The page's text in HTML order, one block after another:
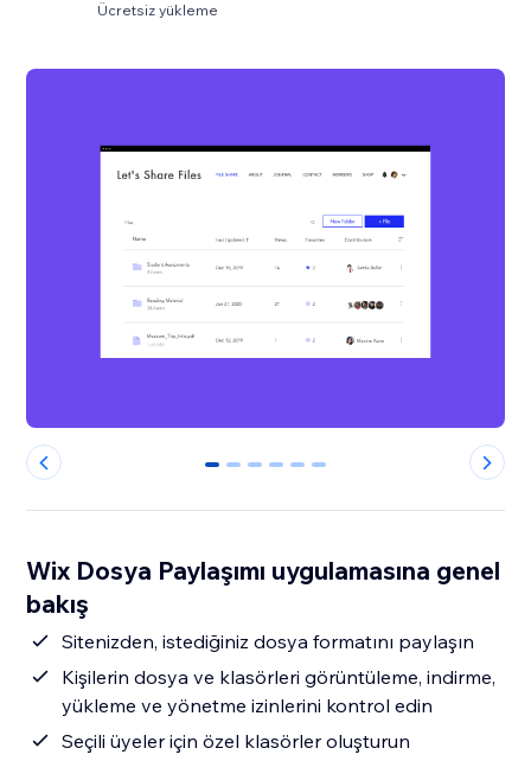
Ücretsiz yükleme
0 1 2 3 4 5
Wix Dosya Paylaşımı uygulamasına genel
bakış
Sitenizden, istediğiniz dosya formatını paylaşın
Kişilerin dosya ve klasörleri görüntüleme, indirme,
yükleme ve yönetme izinlerini kontrol edin
Seçili üyeler için özel klasörler oluşturun